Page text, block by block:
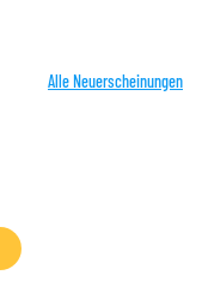
Alle Neuerscheinungen